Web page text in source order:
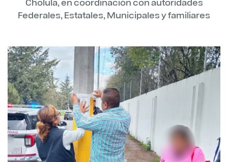
Federales, Estatales, Municipales y familiares